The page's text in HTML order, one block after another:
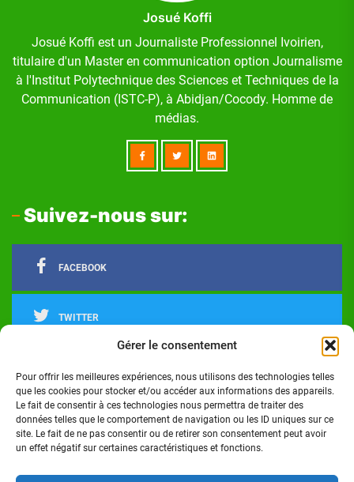
Gérer le consentement
Pour offrir les meilleures expériences, nous utilisons des technologies telles
que les cookies pour stocker et/ou accéder aux informations des appareils.
Le fait de consentir à ces technologies nous permettra de traiter des
données telles que le comportement de navigation ou les ID uniques sur ce
site. Le fait de ne pas consentir ou de retirer son consentement peut avoir
un effet négatif sur certaines caractéristiques et fonctions.
Josué Koffi
Josué Koffi est un Journaliste Professionnel Ivoirien,
titulaire d'un Master en communication option Journalisme
à l'Institut Polytechnique des Sciences et Techniques de la
Communication (ISTC-P), à Abidjan/Cocody. Homme de
médias.
Suivez-nous sur:
FACEBOOK
TWITTER
INSTAGRAM